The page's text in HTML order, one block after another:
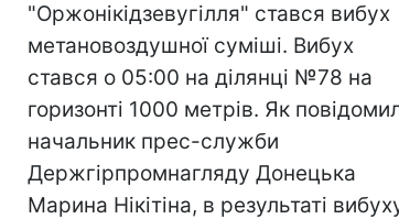
"Оржонікідзевугілля" стався вибух
метановоздушної суміші. Вибух
стався о 05:00 на ділянці №78 на
горизонті 1000 метрів. Як
начальник прес-служби
Держгірпромнагляду Донецька
Марина Нікітіна, в результаті